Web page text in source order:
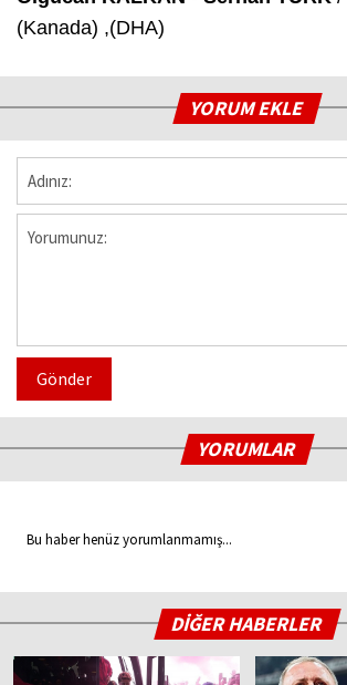
(Kanada) ,(DHA)
YORUM EKLE
Gönder
YORUMLAR
Bu haber henüz yorumlanmamış...
DİĞER HABERLER